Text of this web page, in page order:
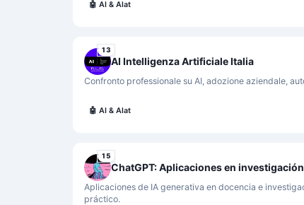
🤖 AI & Alat
13
AI Intelligenza Artificiale Italia
Confronto professionale su AI, adozione aziendale,
🤖 AI & Alat
15
Aplicaciones de IA generativa en docencia e
práctico.